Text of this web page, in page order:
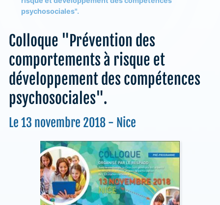
psychosociales".
Colloque "Prévention des
comportements à risque et
développement des compétences
psychosociales".
Le 13 novembre 2018 - Nice